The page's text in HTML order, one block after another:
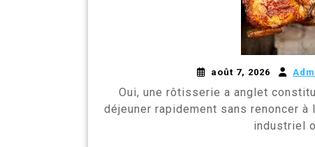
août 7, 2026
Oui, une rôtisserie a anglet
déjeuner rapidement sans renoncer
industriel